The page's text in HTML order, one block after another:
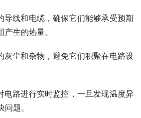
导线和电缆，确保它们能够承受预期
生的热量。
灰尘和杂物，避免它们积聚在电路设
电路进行实时监控，一旦发现温度异
题。